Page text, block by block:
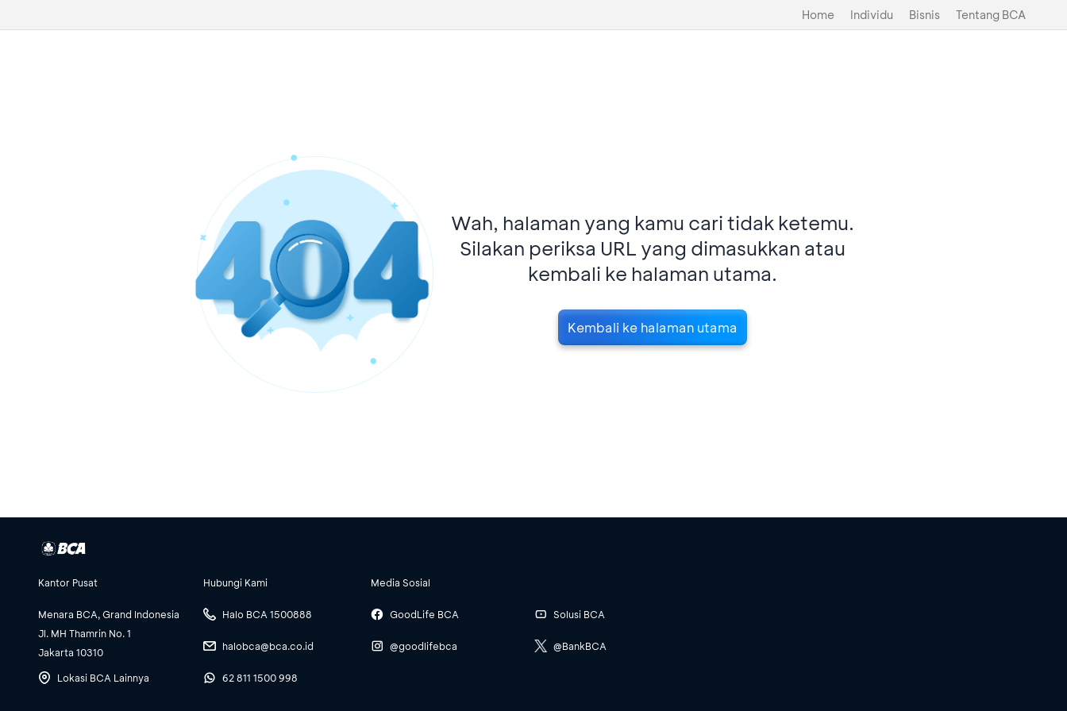
Home Individu Bisnis Tentang BCA
Wah, halaman yang kamu cari tidak ketemu.
Silakan periksa URL yang dimasukkan atau
kembali ke halaman utama.
Kembali ke halaman utama
Kantor Pusat
Menara BCA, Grand Indonesia
Jl. MH Thamrin No. 1
Jakarta 10310
Lokasi BCA Lainnya
Hubungi Kami
Halo BCA 1500888
halobca@bca.co.id
62 811 1500 998
Media Sosial
GoodLife BCA
@goodlifebca
Solusi BCA
@BankBCA